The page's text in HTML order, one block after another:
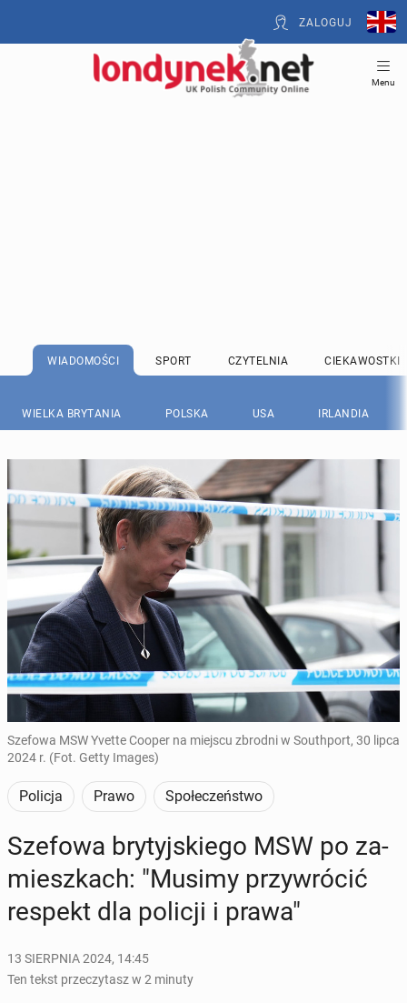
ZALOGUJ
Menu
WIADOMOŚCI SPORT CZYTELNIA CIEKAWOSTKI
WIELKA BRYTANIA POLSKA USA IRLANDIA
Szefowa MSW Yvette Cooper na miejscu zbrodni w Southport, 30 lipca
2024 r. (Fot. Getty Images)
Policja Prawo Społeczeństwo
Szefowa bry­tyj­skie­go MSW po za­
miesz­kach: "Musimy przy­wró­cić
respekt dla policji i prawa"
13 SIERPNIA 2024, 14:45
Ten tekst przeczytasz w 2 minuty